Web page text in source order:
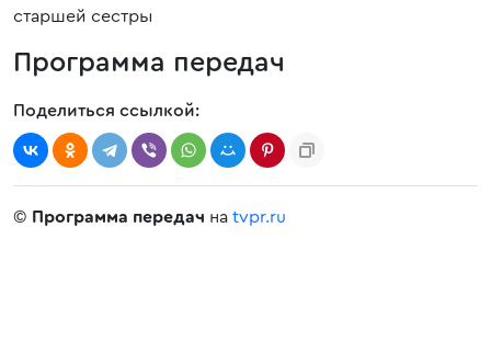
старшей сестры
Программа передач
Поделиться ссылкой:
© Программа передач на tvpr.ru